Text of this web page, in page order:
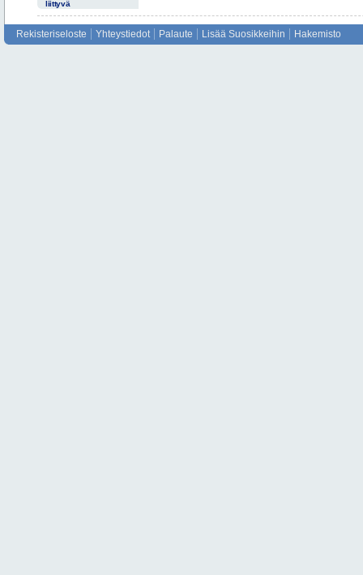
liittyvä
Rekisteriseloste Yhteystiedot Palaute Lisää Suosikkeihin Hakemisto